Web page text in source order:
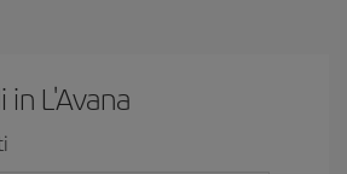
L'Avana